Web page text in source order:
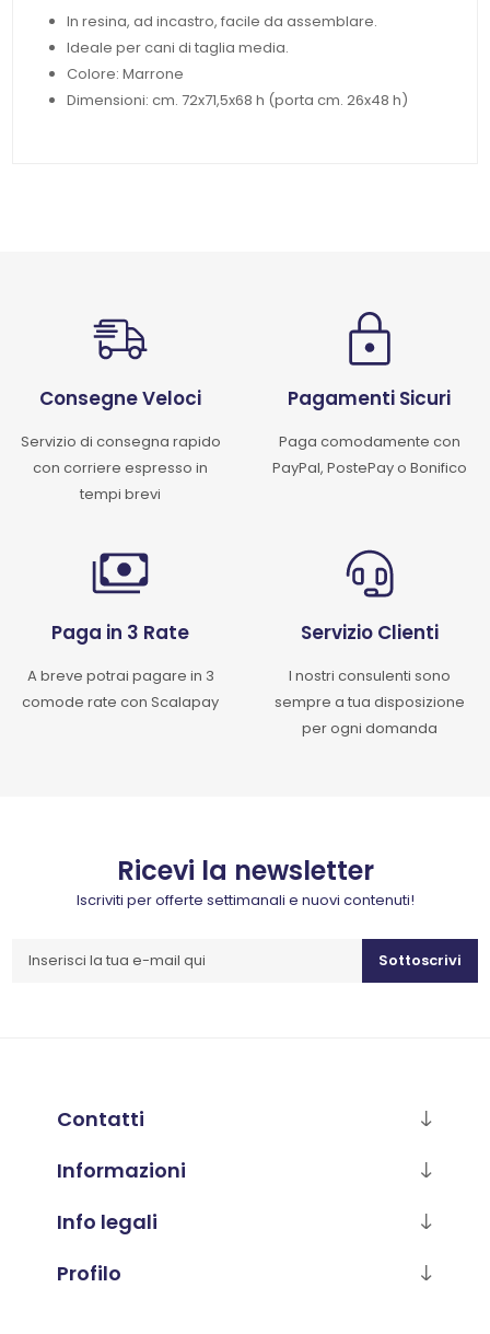
In resina, ad incastro, facile da assemblare.
Ideale per cani di taglia media.
Colore: Marrone
Dimensioni: cm. 72x71,5x68 h (porta cm. 26x48 h)
Consegne Veloci
Servizio di consegna rapido
con corriere espresso in
tempi brevi
Pagamenti Sicuri
Paga comodamente con
PayPal, PostePay o Bonifico
Paga in 3 Rate
A breve potrai pagare in 3
comode rate con Scalapay
Servizio Clienti
I nostri consulenti sono
sempre a tua disposizione
per ogni domanda
Ricevi la newsletter
Iscriviti per offerte settimanali e nuovi contenuti!
Sottoscrivi
Contatti
Informazioni
Info legali
Profilo